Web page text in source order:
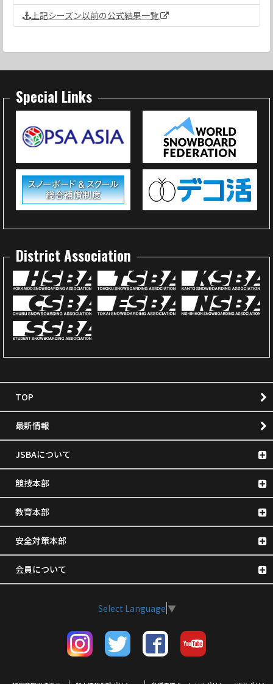
上記シーズン以前の公式結果一覧
Special Links
District Association
TOP
最新情報
JSBAについて
競技本部
教育本部
安全対策本部
会員について
Select Language ▼